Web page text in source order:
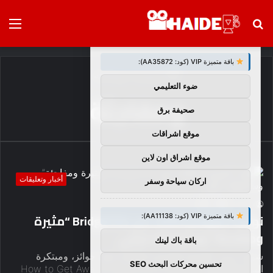
بحث
الرئيسية/ومفاجئة
ومفاجئة
أخبار وتعليقات
نهاية الموسم الثالث من Bridgerton “مثيرة
ومفاجئة” وستجعلك تبكي
شوندا ريمز، المنتجة التنفيذية الحائزة على جوائز، ومبتكرة
البرامج الناجحة Grey’s Anatony، وHow to Get Away with
توصيات :
باقة متميزة VIP (كود: AA35872):
ضوء التعليمي
صحيفة برق
موقع اشراقات
موقع اشراق اون لاين
اركان سياحة وسفر
باقة متميزة VIP (كود: AA11138):
باقة باك لينك
تحسين محركات البحث SEO